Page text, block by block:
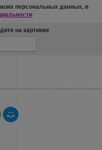
персональных данных, в
на картинке